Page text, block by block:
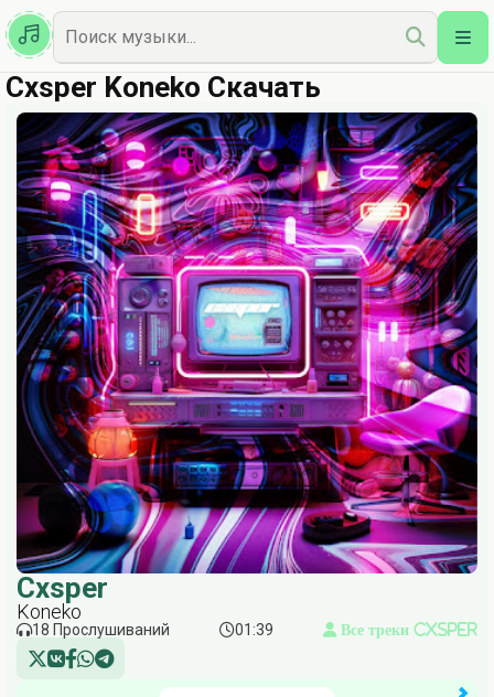
Казахская
Наш Топ
Cxsper Koneko Скачать
Cxsper
Koneko
18 Прослушиваний 01:39 Все треки Cxsper